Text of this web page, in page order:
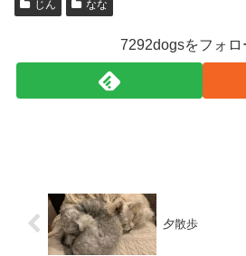
じん なな
7292dogsをフォロ
夕散歩